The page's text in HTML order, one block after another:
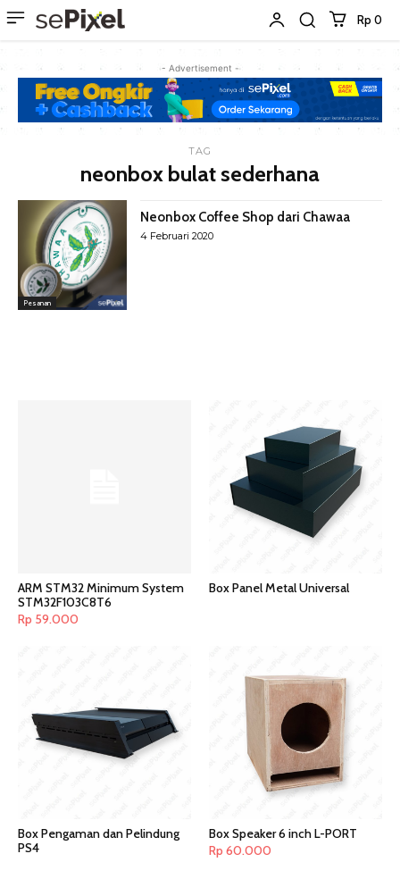
Rp 0
- Advertisement -
TAG
neonbox bulat sederhana
Pesanan
Neonbox Coffee Shop dari Chawaa
4 Februari 2020
ARM STM32 Minimum System
STM32F103C8T6
Rp 59.000
Box Panel Metal Universal
Box Pengaman dan Pelindung
PS4
Box Speaker 6 inch L-PORT
Rp 60.000